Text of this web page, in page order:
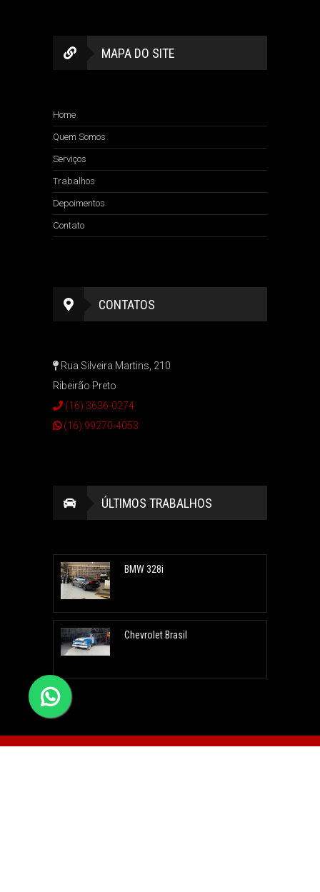
MAPA DO SITE
Home
Quem Somos
Serviços
Trabalhos
Depoimentos
Contato
CONTATOS
Rua Silveira Martins, 210
Ribeirão Preto
(16) 3636-0274
(16) 99270-4053
ÚLTIMOS TRABALHOS
BMW 328i
Chevrolet Brasil